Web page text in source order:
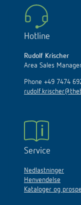
Hotline
Rudolf Krischer
Area Sales
Phone +49 7474
Service
Nedlastninger
Henvendelse
Kataloger og